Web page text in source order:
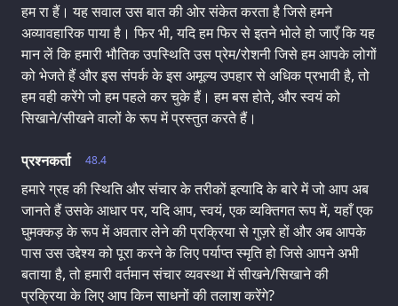
हम रा हैं। यह सवाल उस बात की ओर संकेत करता है जिसे हमने
अव्यावहारिक पाया है। फिर भी, यदि हम फिर से इतने भोले हो जाएँ कि यह
मान लें कि हमारी भौतिक उपस्थिति उस प्रेम/रोशनी जिसे हम आपके लोगों
को भेजते हैं और इस संपर्क के इस अमूल्य उपहार से अधिक प्रभावी है, तो
हम वही करेंगे जो हम पहले कर चुके हैं। हम बस होते, और स्वयं को
सिखाने/सीखने वालों के रूप में प्रस्तुत करते हैं।
48.4
प्रश्नकर्ता
हमारे ग्रह की स्थिति और संचार के तरीकों इत्यादि के बारे में जो आप अब
जानते हैं उसके आधार पर, यदि आप, स्वयं, एक व्यक्तिगत रूप में, यहाँ एक
घुमक्कड़ के रूप में अवतार लेने की प्रक्रिया से गुज़रे हों और अब आपके
पास उस उद्देश्य को पूरा करने के लिए पर्याप्त स्मृति हो जिसे आपने अभी
बताया है, तो हमारी वर्तमान संचार व्यवस्था में सीखने/सिखाने की
प्रक्रिया के लिए आप किन साधनों की तलाश करेंगे?